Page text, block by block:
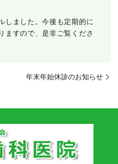
しました。今後も定期的に
ますので、是非ご覧くださ
年末年始休診のお知らせ